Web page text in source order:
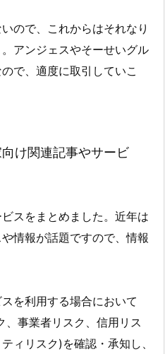
ので、これからはそれなり
アンジェスやそーせいグル
で、適度に取引していこ
け関連記事やサービ
スをまとめました。近年は
情報が話題ですので、情報
を利用する場合において
、事業者リスク、信用リス
ィリスク)を確認・承知し、